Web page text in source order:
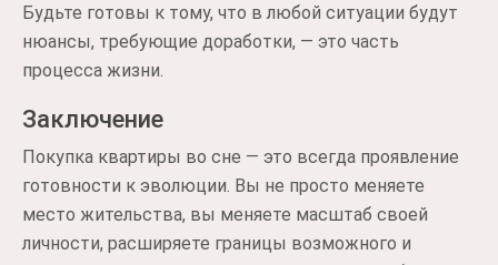
Будьте готовы к тому, что в любой ситуации будут
нюансы, требующие доработки, — это часть
процесса жизни.
Заключение
Покупка квартиры во сне — это всегда проявление
готовности к эволюции. Вы не просто меняете
место жительства, вы меняете масштаб своей
личности, расширяете границы возможного и